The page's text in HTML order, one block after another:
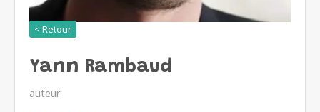
< Retour
Yann Rambaud
auteur